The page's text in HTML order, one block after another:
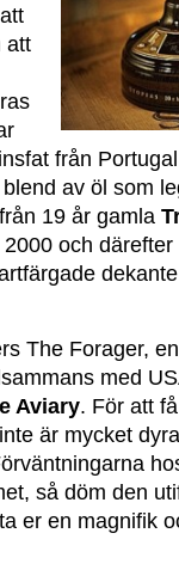
att
från
av öl som
19 år gamla
2000 och
The Forager,
med
Aviary. För att
är mycket
så döm den
er en magnifik